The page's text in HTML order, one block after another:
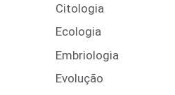
Citologia
Ecologia
Embriologia
Evolução